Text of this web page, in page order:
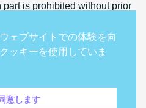
is prohibited without prior
SITES
Middle East
ェブサイトでの体験を向
ッキーを使用していま
同意します